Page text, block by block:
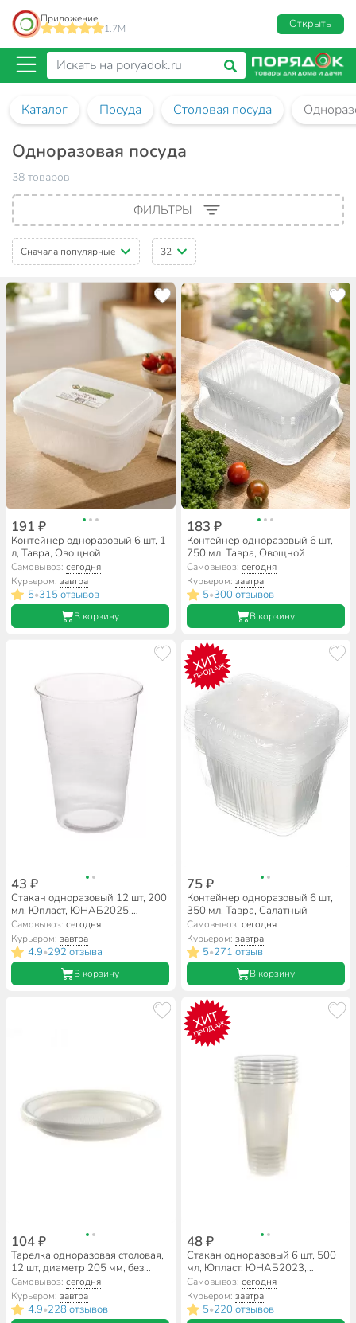
Приложение
1.7M
Открыть
Каталог Посуда Столовая посуда
Одноразовая посуда
38 товаров
ФИЛЬТРЫ
Сначала популярные 32
191 ₽
Контейнер одноразовый 6 шт, 1
л, Тавра, Овощной
Самовывоз:сегодня
Курьером:завтра
5•315 отзывов
В корзину
183 ₽
Контейнер одноразовый 6 шт,
750 мл, Тавра, Овощной
Самовывоз: сегодня
Курьером: завтра
5•300 отзывов
В корзину
43 ₽
Стакан одноразовый 12 шт, 200
мл, Юпласт, ЮНАБ2025,
прозрачный
Самовывоз:сегодня
Курьером:завтра
4.9•292 отзыва
В корзину
ХИТ
ПРОДАЖ
75 ₽
Контейнер одноразовый 6 шт,
350 мл, Тавра, Салатный
Самовывоз: сегодня
Курьером: завтра
5•271 отзыв
В корзину
104 ₽
Тарелка одноразовая столовая,
12 шт, диаметр 205 мм, без
секций, Юпласт, ЮНАБ2029
Самовывоз:сегодня
Курьером:завтра
4.9•228 отзывов
ХИТ
ПРОДАЖ
48 ₽
Стакан одноразовый 6 шт, 500
мл, Юпласт, ЮНАБ2023,
прозрачный
Самовывоз: сегодня
Курьером: завтра
5•220 отзывов